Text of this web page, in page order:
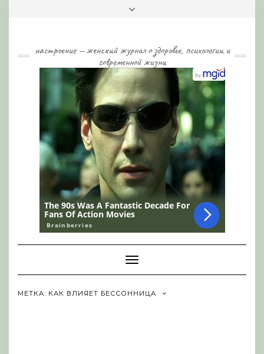
настроение — женский журнал о здоровье, психологии и
современной жизни
Toggle
Navigation
МЕТКА: КАК ВЛИЯЕТ БЕССОННИЦА